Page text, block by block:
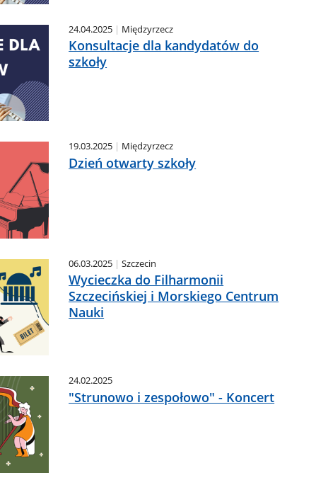
24.04.2025 Międzyrzecz
Konsultacje dla kandydatów do
szkoły
19.03.2025 Międzyrzecz
Dzień otwarty szkoły
06.03.2025 Szczecin
Wycieczka do Filharmonii
Szczecińskiej i Morskiego Centrum
Nauki
24.02.2025
"Strunowo i zespołowo" - Koncert